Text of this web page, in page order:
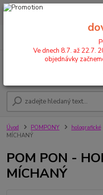
POZOR : Ve dnech 8.7. až
Úvod POMPONY holografické
MÍCHANÝ
POM PON -
MÍCHANÝ
Ve dnech 8.7. až 22.7.
objednávky